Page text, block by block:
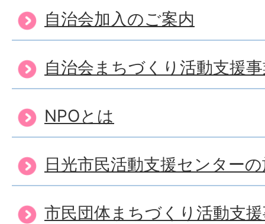
自治会加入のご案内
自治会まちづくり活動支援
NPOとは
日光市民活動支援センター
市民団体まちづくり活動支